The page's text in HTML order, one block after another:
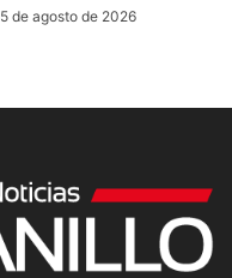
5 de agosto de 2026